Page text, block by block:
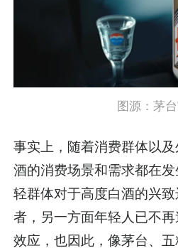
图源：茅
事实上，随着消费群体以
酒的消费场景和需求都在
轻群体对于高度白酒的兴
者，另一方面年轻人已不
效应，也因此，像茅台、